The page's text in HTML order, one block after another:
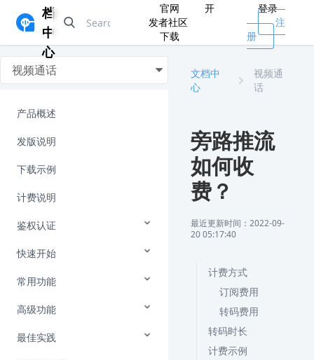
档
中
心
官网
开
发者社区
下载
登录
注
册
视频通话
产品概述
发版说明
下载示例
计费说明
鉴权认证
快速开始
常用功能
高级功能
最佳实践
文档中
心
视频通
话
旁路推流
如何收
费？
最近更新时间：2022-09-
20 05:17:40
计费方式
订阅费用
转码费用
转码时长
计费示例